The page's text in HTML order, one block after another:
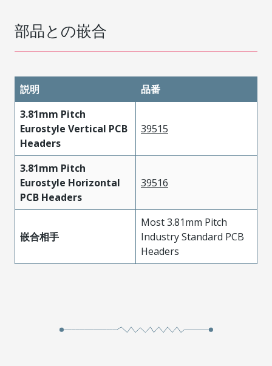
部品との嵌合
説明
品番
3.81mm Pitch
Eurostyle Vertical PCB
Headers
39515
3.81mm Pitch
Eurostyle Horizontal
PCB Headers
39516
嵌合相手
Most 3.81mm Pitch
Industry Standard PCB
Headers